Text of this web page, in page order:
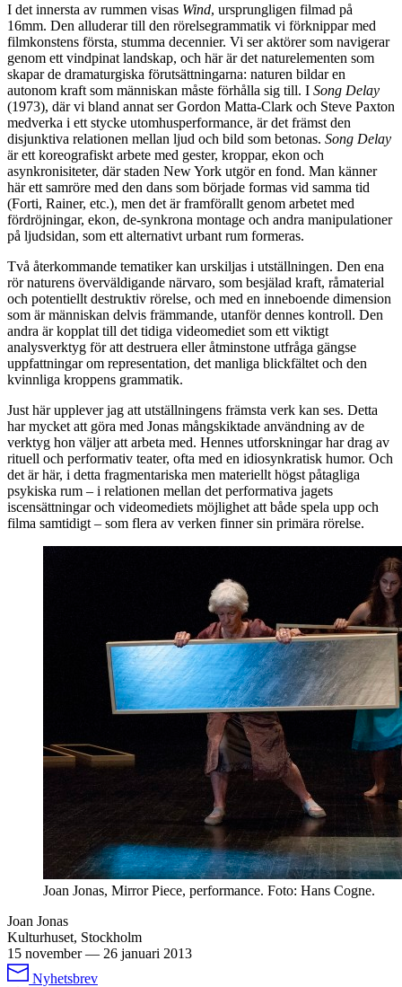
I det innersta av rummen visas Wind, ursprungligen filmad på
16mm. Den alluderar till den rörelsegrammatik vi förknippar med
filmkonstens första, stumma decennier. Vi ser aktörer som navigerar
genom ett vindpinat landskap, och här är det naturelementen som
skapar de dramaturgiska förutsättningarna: naturen bildar en
autonom kraft som människan måste förhålla sig till. I Song Delay
(1973), där vi bland annat ser Gordon Matta-Clark och Steve Paxton
medverka i ett stycke utomhusperformance, är det främst den
disjunktiva relationen mellan ljud och bild som betonas. Song Delay
är ett koreografiskt arbete med gester, kroppar, ekon och
asynkronisiteter, där staden New York utgör en fond. Man känner
här ett samröre med den dans som började formas vid samma tid
(Forti, Rainer, etc.), men det är framförallt genom arbetet med
fördröjningar, ekon, de-synkrona montage och andra manipulationer
på ljudsidan, som ett alternativt urbant rum formeras.
Två återkommande tematiker kan urskiljas i utställningen. Den ena
rör naturens överväldigande närvaro, som besjälad kraft, råmaterial
och potentiellt destruktiv rörelse, och med en inneboende dimension
som är människan delvis främmande, utanför dennes kontroll. Den
andra är kopplat till det tidiga videomediet som ett viktigt
analysverktyg för att destruera eller åtminstone utfråga gängse
uppfattningar om representation, det manliga blickfältet och den
kvinnliga kroppens grammatik.
Just här upplever jag att utställningens främsta verk kan ses. Detta
har mycket att göra med Jonas mångskiktade användning av de
verktyg hon väljer att arbeta med. Hennes utforskningar har drag av
rituell och performativ teater, ofta med en idiosynkratisk humor. Och
det är här, i detta fragmentariska men materiellt högst påtagliga
psykiska rum – i relationen mellan det performativa jagets
iscensättningar och videomediets möjlighet att både spela upp och
filma samtidigt – som flera av verken finner sin primära rörelse.
Joan Jonas, Mirror Piece, performance. Foto: Hans Cogne.
Joan Jonas
Kulturhuset, Stockholm
15 november— 26 januari 2013
Nyhetsbrev